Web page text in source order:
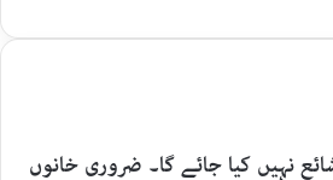
نہیں کیا جائے گا۔ ضروری خانوں